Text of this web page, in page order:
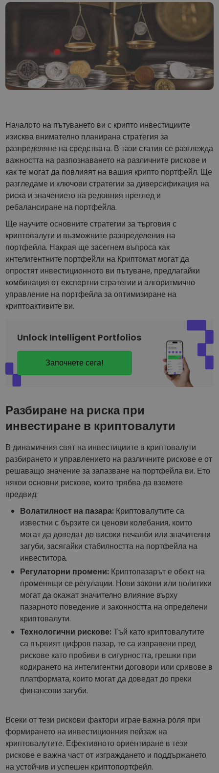
...днес щеше да струва
Интелигентни портфолиа
Интелигентен начин за инвестиране в криптовалути
Kriptomat Портфейл
Сигурен и опростен портфейл за криптовалута
Инвестиционен изследовател
Намери своята крипто стратегия
Трезор
Спестете криптовалута за вашето бъдеще
Повтаряща се печалба
Редовно планирани инвестиции (DCA)
Сигнали за цените
Актуализации на цените на любимите ви токени в реално време
Разглеждане на активи
Открийте възможности за инвестиции
Анализ на портфолио
Интелигентни прозрения за оптималнo изпълнение
Началото на пътуването ви с крипто инвестициите
изисква внимателно планирана стратегия за
разпределяне на средствата. В тази статия се разглежда
важността на разпознаването на различните рискове и
как те могат да повлияят на вашия крипто портфейл. Ще
разгледаме и ключови стратегии за диверсификация на
риска и значението на редовния преглед и
ребалансиране на портфейла.
Ще научите основните стратегии за търговия с
криптовалути и възможните разпределения на
портфейла. Накрая ще засегнем въпроса как
интелигентните портфейли на Криптомат могат да
опростят инвестиционното ви пътуване, предлагайки
комбинация от експертни стратегии и алгоритмично
управление на портфейла за оптимизиране на
криптоактивите ви.
Unlock Intelligent Portfolios
Започнете сега!
Разбиране на риска при
инвестиране в криптовалути
В динамичния свят на инвестициите в криптовалути
разбирането и управлението на различните рискове е от
решаващо значение за запазване на портфейла ви. Ето
някои основни рискове, които трябва да вземете
предвид:
Волатилност на пазара: Криптовалутите са
известни с бързите си ценови колебания, които
могат да доведат до високи печалби или значителни
загуби, засягайки стабилността на портфейла на
инвеститора.
Регулаторни промени: Криптопазарът е обект на
променящи се регулации. Нови закони или политики
могат да окажат значително влияние върху
пазарното поведение и законността на определени
криптовалути.
Технологични рискове:Тъй като криптовалутите
са първият цифров пазар, те са изправени пред
рискове като пробиви в сигурността, грешки при
кодирането на интелигентни договори или сривове в
платформата, които могат да доведат до преки
финансови загуби.
Всеки от тези рискови фактори играе важна роля при
формирането на инвестиционния пейзаж на
криптовалутите. Ефективното ориентиране в тези
рискове е важна част от изграждането и поддържането
на устойчив и успешен криптопортфейл.